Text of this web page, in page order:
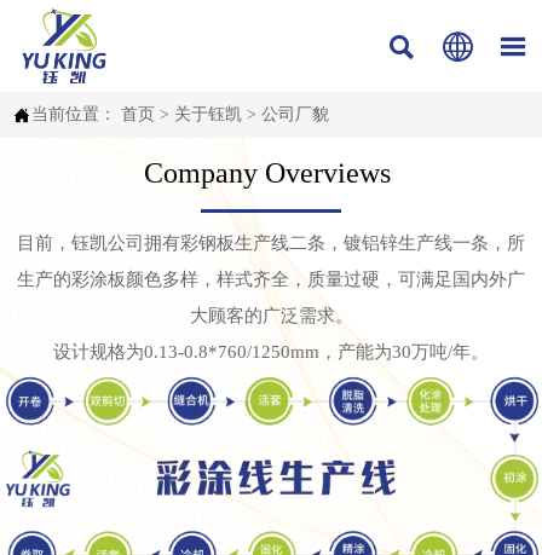
  
 当前位置： 首页 > 关于钰凯 > 公司厂貌
Company Overviews
目前，钰凯公司拥有彩钢板生产线二条，镀铝锌生产线一条，所
生产的彩涂板颜色多样，样式齐全，质量过硬，可满足国内外广
大顾客的广泛需求。
设计规格为0.13-0.8*760/1250mm，产能为30万吨/年。